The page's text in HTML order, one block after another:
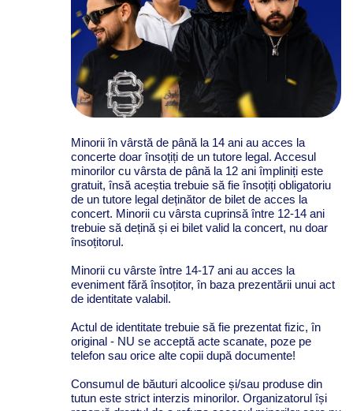
Minorii în vârstă de până la 14 ani au acces la
concerte doar însoțiți de un tutore legal. Accesul
minorilor cu vârsta de până la 12 ani împliniți este
gratuit, însă aceștia trebuie să fie însoțiți obligatoriu
de un tutore legal deținător de bilet de acces la
concert. Minorii cu vârsta cuprinsă între 12-14 ani
trebuie să dețină și ei bilet valid la concert, nu doar
însoțitorul.
Minorii cu vârste între 14-17 ani au acces la
eveniment fără însoțitor, în baza prezentării unui act
de identitate valabil.
Actul de identitate trebuie să fie prezentat fizic, în
original - NU se acceptă acte scanate, poze pe
telefon sau orice alte copii după documente!
Consumul de băuturi alcoolice și/sau produse din
tutun este strict interzis minorilor. Organizatorul își